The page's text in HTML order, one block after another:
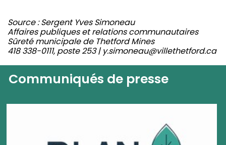
Source : Sergent Yves Simoneau
Affaires publiques et relations communautaires
Sûreté municipale de Thetford Mines
418 338-0111, poste 253 | y.simoneau@villethetford.ca
Communiqués de presse